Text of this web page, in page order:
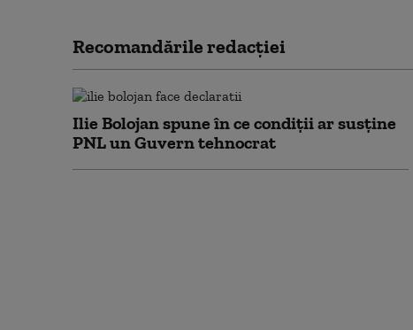
Recomandările redacţiei
Ilie Bolojan spune în ce condiții ar susține
PNL un Guvern tehnocrat